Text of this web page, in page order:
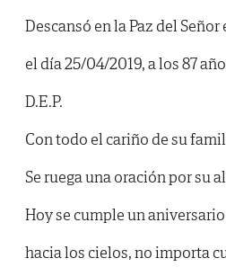
Descansó en la Paz del
el día 25/04/2019, a los 87
D.E.P.
Con todo el cariño de su
Se ruega una oración por su
Hoy se cumple un
hacia los cielos, no importa